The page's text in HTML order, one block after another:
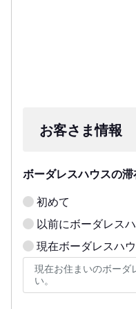
お客さま情報
ボーダレスハウスの
初めて
以前にボーダレス
現在ボーダレスハ